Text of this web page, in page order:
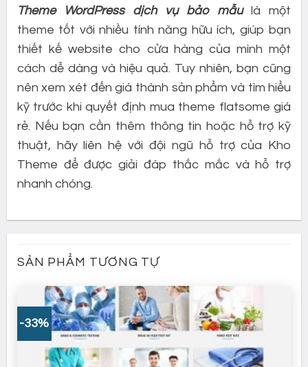
Theme WordPress dịch vụ bảo mẫulà một
theme tốt với nhiều tính năng hữu ích, giúp bạn
thiết kế website cho cửa hàng của mình một
cách dễ dàng và hiệu quả. Tuy nhiên, bạn cũng
nên xem xét đến giá thành sản phẩm và tìm hiểu
kỹ trước khi quyết định mua theme flatsome giá
rẻ. Nếu bạn cần thêm thông tin hoặc hỗ trợ kỹ
thuật, hãy liên hệ với đội ngũ hỗ trợ của Kho
Theme để được giải đáp thắc mắc và hỗ trợ
nhanh chóng.
SẢN PHẨM TƯƠNG TỰ
-33%